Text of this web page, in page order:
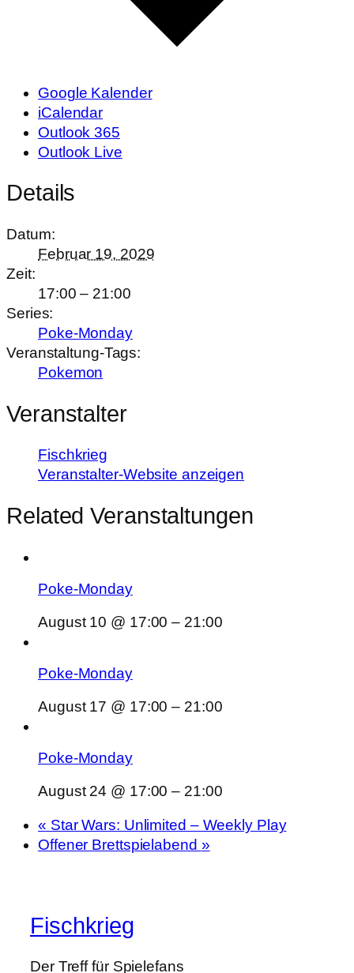
Google Kalender
iCalendar
Outlook 365
Outlook Live
Details
Datum:
Februar 19, 2029
Zeit:
17:00 – 21:00
Series:
Poke-Monday
Veranstaltung-Tags:
Pokemon
Veranstalter
Fischkrieg
Veranstalter-Website anzeigen
Related Veranstaltungen
Poke-Monday
August 10 @ 17:00 – 21:00
Poke-Monday
August 17 @ 17:00 – 21:00
Poke-Monday
August 24 @ 17:00 – 21:00
« Star Wars: Unlimited – Weekly Play
Offener Brettspielabend »
Fischkrieg
Der Treff für Spielefans